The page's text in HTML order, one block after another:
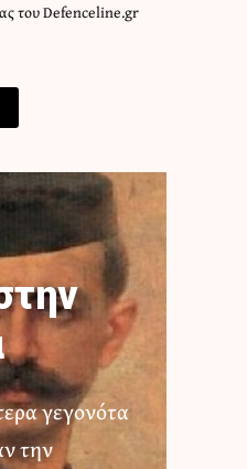
του Defenceline.gr
γεγονότα
την